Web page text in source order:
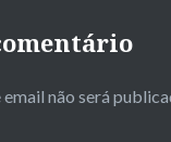
não será